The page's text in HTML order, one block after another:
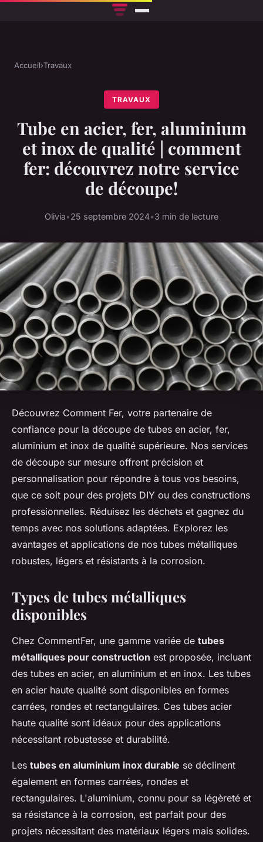
Accueil›Travaux
TRAVAUX
Tube en acier, fer, aluminium
et inox de qualité | comment
fer: découvrez notre service
de découpe!
Olivia•25 septembre 2024•3 min de lecture
Découvrez Comment Fer, votre partenaire de
confiance pour la découpe de tubes en acier, fer,
aluminium et inox de qualité supérieure. Nos services
de découpe sur mesure offrent précision et
personnalisation pour répondre à tous vos besoins,
que ce soit pour des projets DIY ou des constructions
professionnelles. Réduisez les déchets et gagnez du
temps avec nos solutions adaptées. Explorez les
avantages et applications de nos tubes métalliques
robustes, légers et résistants à la corrosion.
Types de tubes métalliques
disponibles
Chez CommentFer, une gamme variée de tubes
métalliques pour construction est proposée, incluant
des tubes en acier, en aluminium et en inox. Les tubes
en acier haute qualité sont disponibles en formes
carrées, rondes et rectangulaires. Ces tubes acier
haute qualité sont idéaux pour des applications
nécessitant robustesse et durabilité.
Les tubes en aluminium inox durable se déclinent
également en formes carrées, rondes et
rectangulaires. L'aluminium, connu pour sa légèreté et
sa résistance à la corrosion, est parfait pour des
projets nécessitant des matériaux légers mais solides.